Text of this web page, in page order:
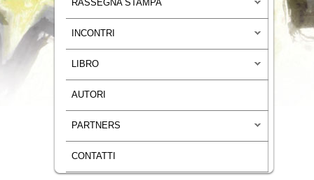
RASSEGNA STAMPA
INCONTRI
LIBRO
AUTORI
PARTNERS
CONTATTI